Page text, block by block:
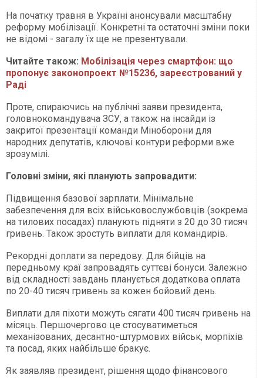
На початку травня в Україні анонсували масштабну
реформу мобілізації. Конкретні та остаточні зміни поки
не відомі - загалу їх ще не презентували.
Читайте також: Мобілізація через смартфон: що
пропонує законопроект №15236, зареєстрований у
Раді
Проте, спираючись на публічні заяви президента,
головнокомандувача ЗСУ, а також на інсайди із
закритої презентації команди Міноборони для
народних депутатів, ключові контури реформи вже
зрозумілі.
Головні зміни, які планують запровадити:
Підвищення базової зарплати. Мінімальне
забезпечення для всіх військовослужбовців (зокрема
на тилових посадах) планують підняти з 20 до 30 тисяч
гривень. Також зростуть виплати для командирів.
Рекордні доплати за передову. Для бійців на
передньому краї запровадять суттєві бонуси. Залежно
від складності завдань планується додаткова оплата
по 20-40 тисяч гривень за кожен бойовий день.
Виплати для піхоти можуть сягати 400 тисяч гривень на
місяць. Першочергово це стосуватиметься
механізованих, десантно-штурмових військ, морпіхів
та посад, яких найбільше бракує.
Як заявляв президент, рішення щодо фінансового